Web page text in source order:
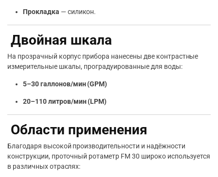
Прокладка — силикон.
Двойная шкала
На прозрачный корпус прибора нанесены две контрастные
измерительные шкалы, проградуированные для воды:
5–30 галлонов/мин (GPM)
20–110 литров/мин (LPM)
Области применения
Благодаря высокой производительности и надёжности
конструкции, проточный ротаметр FM 30 широко используется
в различных отраслях: